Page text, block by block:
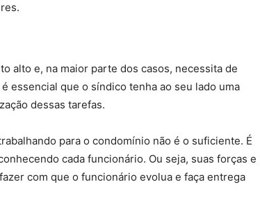
alto e, na maior parte dos casos, necessita de
essencial que o síndico tenha ao seu lado uma
dessas tarefas.
para o condomínio não é o suficiente. É
cada funcionário. Ou seja, suas forças e
com que o funcionário evolua e faça entrega